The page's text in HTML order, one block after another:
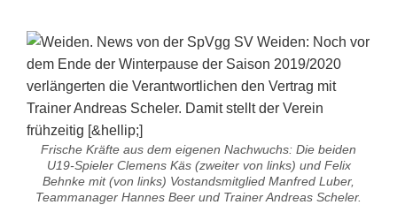
Frische Kräfte aus dem eigenen Nachwuchs: Die beiden
U19-Spieler Clemens Käs (zweiter von links) und Felix
Behnke mit (von links) Vostandsmitglied Manfred Luber,
Teammanager Hannes Beer und Trainer Andreas Scheler.